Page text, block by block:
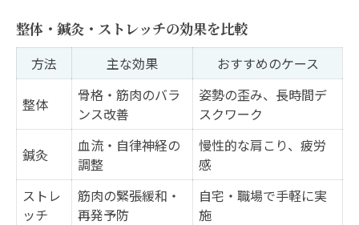
整体・鍼灸・ストレッチの効果を比較
方法 主な効果 おすすめのケース
整体
骨格・筋肉のバラ
ンス改善
姿勢の歪み、長時間デ
スクワーク
鍼灸
血流・自律神経の
調整
慢性的な肩こり、疲労
感
ストレ
ッチ
筋肉の緊張緩和・
再発予防
自宅・職場で手軽に実
施